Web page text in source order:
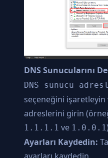
DNS Sunucularını
DNS sunucu
seçeneğini
adreslerini girin
1.1.1.1 ve 1.0.0.1
Ayarları Kaydedin: